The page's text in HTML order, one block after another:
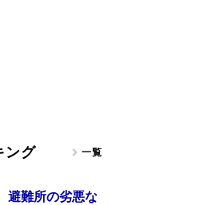
ング 一覧
避難所の劣悪な